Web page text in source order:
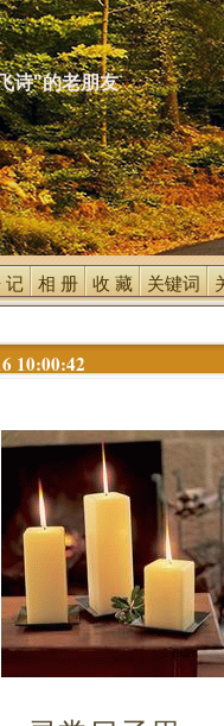
诗"的老朋友
记 相 册 收 藏 关键词
10:00:42